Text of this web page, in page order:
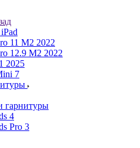
11 M2 2022
12.9 M2 2022
2025
7
гарнитуры
4
Pro 3